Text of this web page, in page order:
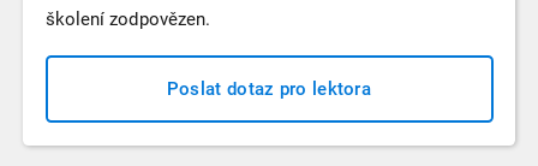
školení zodpovězen.
Poslat dotaz pro lektora